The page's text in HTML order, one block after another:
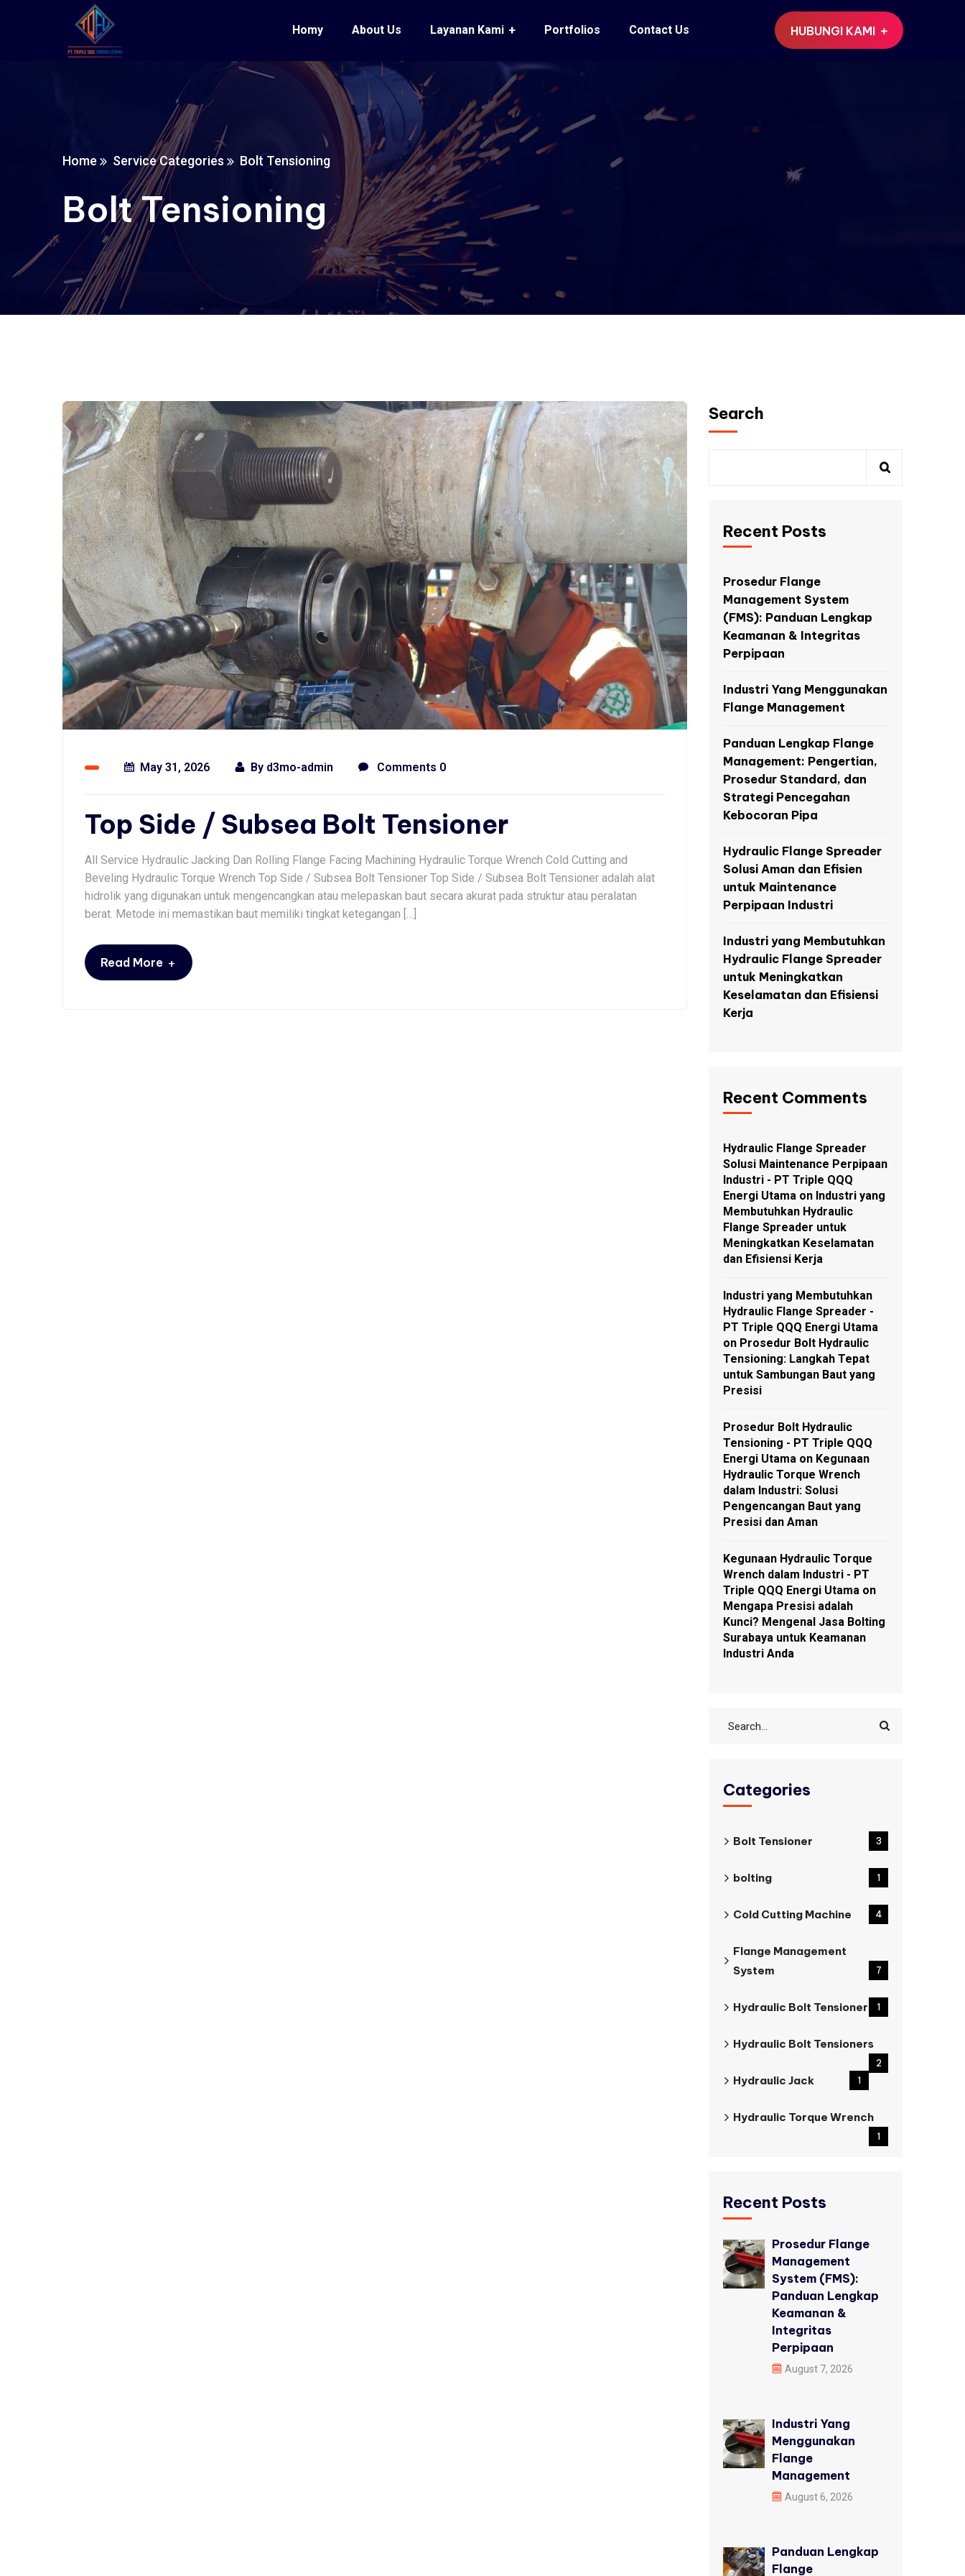
Homy About Us Layanan Kami Portfolios Contact Us HUBUNGI KAMI
Home Service Categories Bolt Tensioning
Bolt Tensioning
May 31, 2026 By d3mo-admin Comments 0
Top Side / Subsea Bolt Tensioner
All Service Hydraulic Jacking Dan Rolling Flange Facing Machining Hydraulic Torque Wrench Cold Cutting and
Beveling Hydraulic Torque Wrench Top Side / Subsea Bolt Tensioner Top Side / Subsea Bolt Tensioner adalah alat
hidrolik yang digunakan untuk mengencangkan atau melepaskan baut secara akurat pada struktur atau peralatan
berat. Metode ini memastikan baut memiliki tingkat ketegangan […]
Read More +
Search
Recent Posts
Prosedur Flange
Management System
(FMS): Panduan Lengkap
Keamanan & Integritas
Perpipaan
Industri Yang Menggunakan
Flange Management
Panduan Lengkap Flange
Management: Pengertian,
Prosedur Standard, dan
Strategi Pencegahan
Kebocoran Pipa
Hydraulic Flange Spreader
Solusi Aman dan Efisien
untuk Maintenance
Perpipaan Industri
Industri yang Membutuhkan
Hydraulic Flange Spreader
untuk Meningkatkan
Keselamatan dan Efisiensi
Kerja
Recent Comments
Hydraulic Flange Spreader
Solusi Maintenance Perpipaan
Industri - PT Triple QQQ
Energi Utama on Industri yang
Membutuhkan Hydraulic
Flange Spreader untuk
Meningkatkan Keselamatan
dan Efisiensi Kerja
Industri yang Membutuhkan
Hydraulic Flange Spreader -
PT Triple QQQ Energi Utama
on Prosedur Bolt Hydraulic
Tensioning: Langkah Tepat
untuk Sambungan Baut yang
Presisi
Prosedur Bolt Hydraulic
Tensioning - PT Triple QQQ
Energi Utama on Kegunaan
Hydraulic Torque Wrench
dalam Industri: Solusi
Pengencangan Baut yang
Presisi dan Aman
Kegunaan Hydraulic Torque
Wrench dalam Industri - PT
Triple QQQ Energi Utama on
Mengapa Presisi adalah
Kunci? Mengenal Jasa Bolting
Surabaya untuk Keamanan
Industri Anda
Categories
Bolt Tensioner 3
bolting 1
Cold Cutting Machine 4
Flange Management
System
7
Hydraulic Bolt Tensioner 1
Hydraulic Bolt Tensioners
2
Hydraulic Jack 1
Hydraulic Torque Wrench
1
Recent Posts
Prosedur Flange
Management
System (FMS):
Panduan Lengkap
Keamanan &
Integritas
Perpipaan
August 7, 2026
Industri Yang
Menggunakan
Flange
Management
August 6, 2026
Panduan Lengkap
Flange